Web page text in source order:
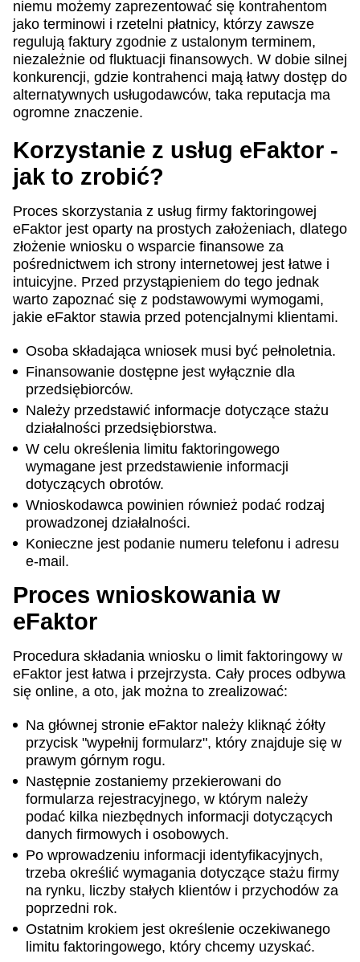
niemu możemy zaprezentować się kontrahentom
jako terminowi i rzetelni płatnicy, którzy zawsze
regulują faktury zgodnie z ustalonym terminem,
niezależnie od fluktuacji finansowych. W dobie silnej
konkurencji, gdzie kontrahenci mają łatwy dostęp do
alternatywnych usługodawców, taka reputacja ma
ogromne znaczenie.
Korzystanie z usług eFaktor -
jak to zrobić?
Proces skorzystania z usług firmy faktoringowej
eFaktor jest oparty na prostych założeniach, dlatego
złożenie wniosku o wsparcie finansowe za
pośrednictwem ich strony internetowej jest łatwe i
intuicyjne. Przed przystąpieniem do tego jednak
warto zapoznać się z podstawowymi wymogami,
jakie eFaktor stawia przed potencjalnymi klientami.
Osoba składająca wniosek musi być pełnoletnia.
Finansowanie dostępne jest wyłącznie dla
przedsiębiorców.
Należy przedstawić informacje dotyczące stażu
działalności przedsiębiorstwa.
W celu określenia limitu faktoringowego
wymagane jest przedstawienie informacji
dotyczących obrotów.
Wnioskodawca powinien również podać rodzaj
prowadzonej działalności.
Konieczne jest podanie numeru telefonu i adresu
e-mail.
Proces wnioskowania w
eFaktor
Procedura składania wniosku o limit faktoringowy w
eFaktor jest łatwa i przejrzysta. Cały proces odbywa
się online, a oto, jak można to zrealizować:
Na głównej stronie eFaktor należy kliknąć żółty
przycisk "wypełnij formularz", który znajduje się w
prawym górnym rogu.
Następnie zostaniemy przekierowani do
formularza rejestracyjnego, w którym należy
podać kilka niezbędnych informacji dotyczących
danych firmowych i osobowych.
Po wprowadzeniu informacji identyfikacyjnych,
trzeba określić wymagania dotyczące stażu firmy
na rynku, liczby stałych klientów i przychodów za
poprzedni rok.
Ostatnim krokiem jest określenie oczekiwanego
limitu faktoringowego, który chcemy uzyskać.